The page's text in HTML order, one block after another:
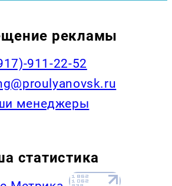
рекламы
911-22-52
менеджеры
статистика